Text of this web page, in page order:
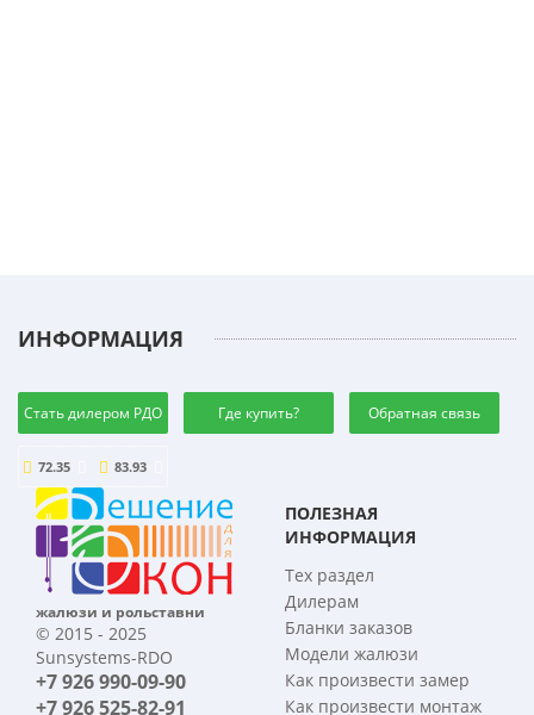
ИНФОРМАЦИЯ
Стать дилером РДО Где купить? Обратная связь
72.35 83.93
жалюзи и рольставни
© 2015 - 2025
Sunsystems-RDO
+7 926 990-09-90
+7 926 525-82-91
ПОЛЕЗНАЯ
ИНФОРМАЦИЯ
Тех раздел
Дилерам
Бланки заказов
Модели жалюзи
Как произвести замер
Как произвести монтаж